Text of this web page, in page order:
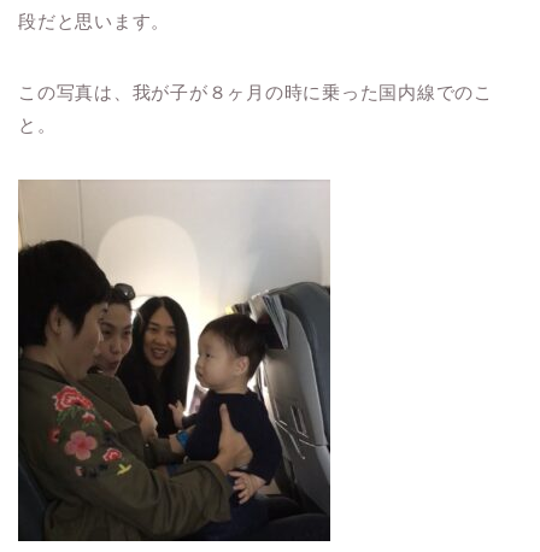
段だと思います。
この写真は、我が子が８ヶ月の時に乗った国内線でのこ
と。